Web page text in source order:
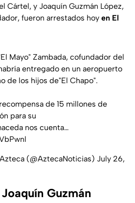
Cártel, y Joaquín Guzmán López,
fueron arrestados hoy en El
Mayo" Zambada, cofundador del
entregado en un aeropuerto
de los hijos de"El Chapo".
de 15 millones de
para su
nos cuenta…
(@AztecaNoticias) July 26,
Guzmán